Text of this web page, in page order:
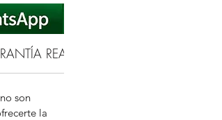
REAL DE 3 AÑOS
son
la